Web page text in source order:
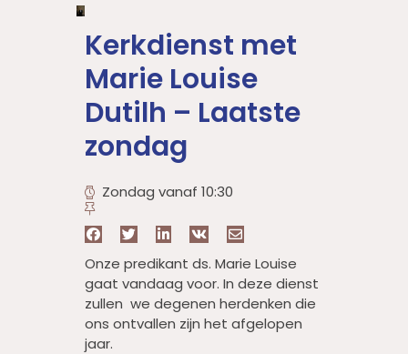
Kerkdienst met
Marie Louise
Dutilh – Laatste
zondag
Zondag vanaf 10:30
Onze predikant ds. Marie Louise
gaat vandaag voor. In deze dienst
zullen we degenen herdenken die
ons ontvallen zijn het afgelopen
jaar.